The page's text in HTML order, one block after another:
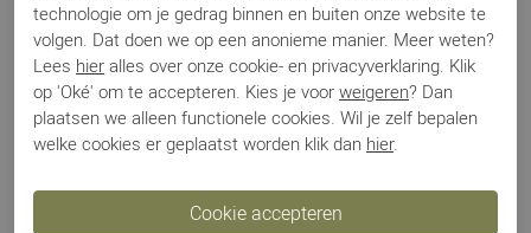
Back 70
Cloud beige
€ 139,99 € 76,00
Back 70
Jogger geel
€ 149,99 € 82,00
technologie om je gedrag binnen en buiten onze website te
volgen. Dat doen we op een anonieme manier. Meer weten?
Lees hier alles over onze cookie- en privacyverklaring. Klik
op 'Oké' om te accepteren. Kies je voor weigeren? Dan
plaatsen we alleen functionele cookies. Wil je zelf bepalen
welke cookies er geplaatst worden klik dan hier.